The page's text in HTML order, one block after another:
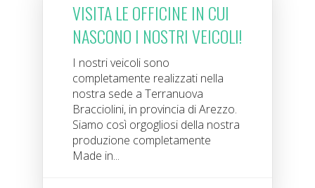
VISITA LE OFFICINE IN CUI
NASCONO I NOSTRI VEICOLI!
I nostri veicoli sono
completamente realizzati nella
nostra sede a Terranuova
Bracciolini, in provincia di Arezzo.
Siamo così orgogliosi della nostra
produzione completamente
Made in...